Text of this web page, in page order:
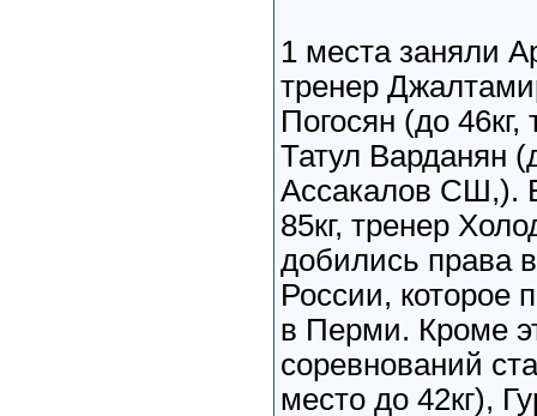
1 места заняли
тренер
Погосян (до
Татул Варданян
Ассакалов СШ,).
85кг, тренер
добились права
России, которое
в Перми. Кроме
соревнований
место до 42кг),